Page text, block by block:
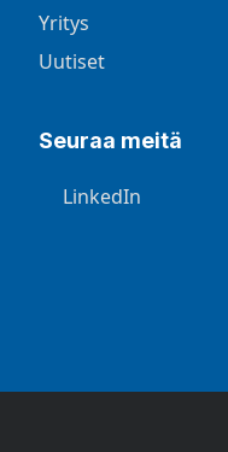
Yritys
Uutiset
Seuraa meitä
LinkedIn